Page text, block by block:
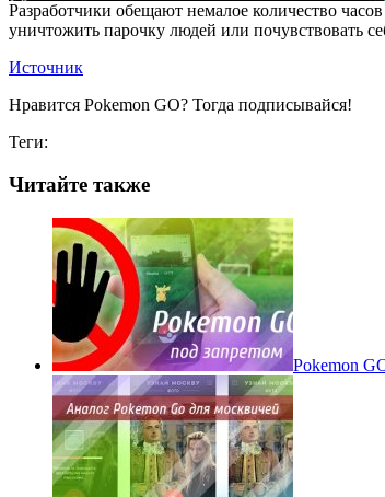
Разработчики обещают немалое количество
уничтожить парочку людей или почувствовать
Источник
Нравится Pokemon GO? Тогда подписывайся!
Теги:
Читайте также
Pokеmon